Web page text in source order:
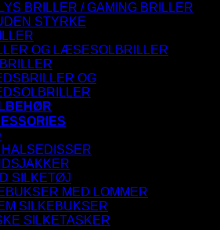
BRILLER / GAMING BRILLER
STYRKE
OG LÆSESOLBRILLER
OG
SILKETØJ
MED LOMMER
SILKEBUKSER
SILKETASKER